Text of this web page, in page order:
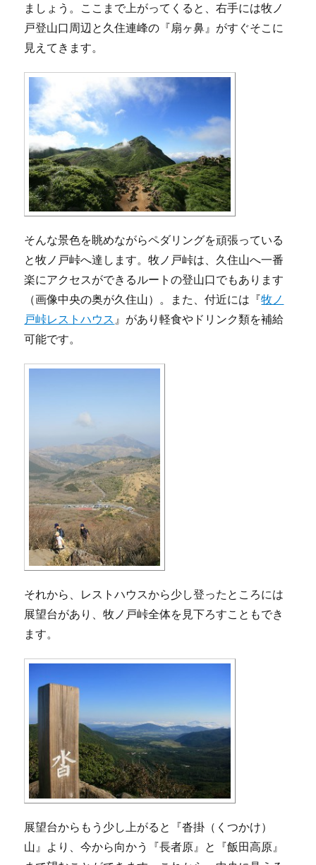
ましょう。ここまで上がってくると、右手には牧ノ
戸登山口周辺と久住連峰の『扇ヶ鼻』がすぐそこに
見えてきます。
そんな景色を眺めながらペダリングを頑張っている
と牧ノ戸峠へ達します。牧ノ戸峠は、久住山へ一番
楽にアクセスができるルートの登山口でもあります
（画像中央の奥が久住山）。また、付近には『牧ノ
戸峠レストハウス 』があり軽食やドリンク類を補給
可能です。
それから、レストハウスから少し登ったところには
展望台があり、牧ノ戸峠全体を見下ろすこともでき
ます。
展望台からもう少し上がると『沓掛（くつかけ）
山』より、今から向かう『長者原』と『飯田高原』